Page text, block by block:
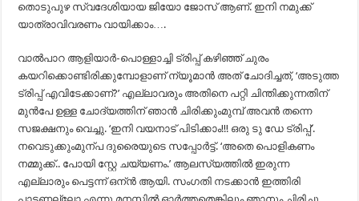
തൊടുപുഴ സ്വദേശിയായ ജിയോ ജോസ് ആണ്. ഇനി നമുക്ക്
യാത്രാവിവരണം വായിക്കാം….
വാൽപാറ ആളിയാർ-പൊള്ളാച്ചി ട്രിപ്പ് കഴിഞ്ഞ് ചുരം
കയറിക്കൊണ്ടിരിക്കുമ്പോളാണ് ന്യൂമാൻ അത് ചോദിച്ചത്, ‘അടുത്ത
ട്രിപ്പ് എവിടേക്കാണ്?’ എല്ലാവരും അതിനെ പറ്റി ചിന്തിക്കുന്നതിന്
മുൻപേ ഉള്ള ചോദ്യത്തിന് ഞാൻ ചിരിക്കുംമുമ്പ് അവൻ തന്നെ
സജക്ഷനും വെച്ചു. ‘ഇനി വയനാട് പിടിക്കാം!!! ഒരു ടു ഡേ ട്രിപ്പ്’.
നവെടുക്കുംമുന്പ ദുരൈയുടെ സപ്പോർട്ട്. ‘അതെ പൊളികണം
നമ്മുക്ക്.. പോയി സ്റ്റേ ചയ്യണം.’ ആലസ്യത്തിൽ ഇരുന്ന
എല്ലാരും പെട്ടന്ന് ഒന്ൻ ആയി. സംഗതി നടക്കാൻ ഇത്തിരി